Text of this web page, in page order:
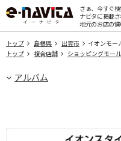
さぁ、今すぐ検
ナビタに掲載
地元のお店の情
トップ 島根県 出雲市
イオンモー
トップ
複合店舗 ショッピングモール
アルバム